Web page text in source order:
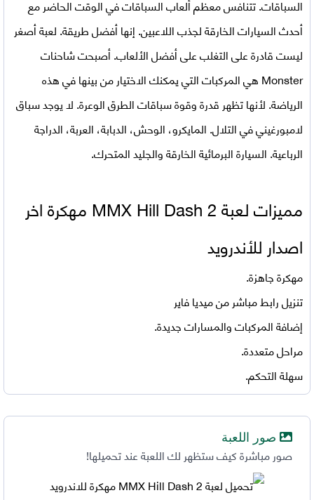
السباقات. تتنافس معظم ألعاب السباقات في الوقت الحاضر مع
أحدث السيارات الخارقة لجذب اللاعبين. إنها أفضل طريقة. لعبة أصغر
ليست قادرة على التغلب على أفضل الألعاب. أصبحت شاحنات
Monster هي المركبات التي يمكنك الاختيار من بينها في هذه
الرياضة. لأنها تظهر قدرة وقوة سباقات الطرق الوعرة. لا يوجد سباق
لامبورغيني في التلال. المايكرو، الوحش، الدبابة، العربة، الدراجة
الرباعية. السيارة البرمائية الخارقة والجليد المتحرك.
مميزات لعبة MMX Hill Dash 2 مهكرة اخر
اصدار للأندرويد
مهكرة جاهزة.
تنزيل رابط مباشر من ميديا فاير
إضافة المركبات والمسارات جديدة.
مراحل متعددة.
سهلة التحكم.
صور اللعبة
صور مباشرة كيف ستظهر لك اللعبة عند تحميلها!